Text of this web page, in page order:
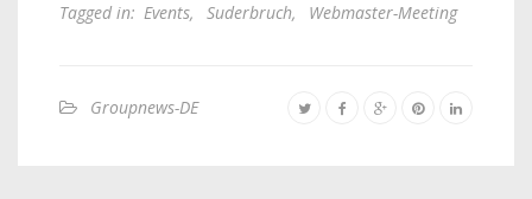
Tagged in: Events, Suderbruch, Webmaster-Meeting
Groupnews-DE